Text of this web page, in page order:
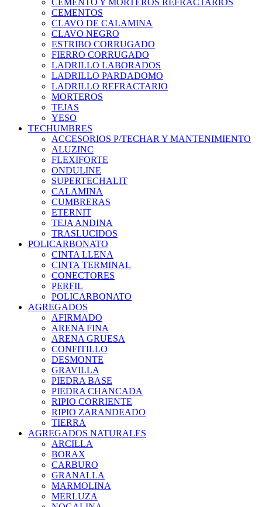
CEMENTO Y MORTEROS REFRACTARIOS
CEMENTOS
CLAVO DE CALAMINA
CLAVO NEGRO
ESTRIBO CORRUGADO
FIERRO CORRUGADO
LADRILLO LABORADOS
LADRILLO PARDADOMO
LADRILLO REFRACTARIO
MORTEROS
TEJAS
YESO
TECHUMBRES
ACCESORIOS P/TECHAR Y MANTENIMIENTO
ALUZINC
FLEXIFORTE
ONDULINE
SUPERTECHALIT
CALAMINA
CUMBRERAS
ETERNIT
TEJA ANDINA
TRASLUCIDOS
POLICARBONATO
CINTA LLENA
CINTA TERMINAL
CONECTORES
PERFIL
POLICARBONATO
AGREGADOS
AFIRMADO
ARENA FINA
ARENA GRUESA
CONFITILLO
DESMONTE
GRAVILLA
PIEDRA BASE
PIEDRA CHANCADA
RIPIO CORRIENTE
RIPIO ZARANDEADO
TIERRA
AGREGADOS NATURALES
ARCILLA
BORAX
CARBURO
GRANALLA
MARMOLINA
MERLUZA